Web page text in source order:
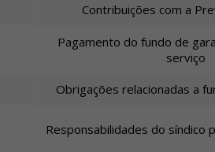
Contribuições com a
Pagamento do fundo de
serviço
Obrigações relacionadas a
Responsabilidades do síndico